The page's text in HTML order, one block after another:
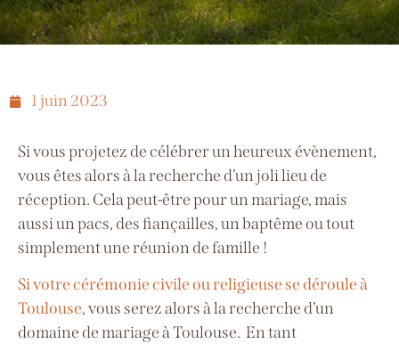
1 juin 2023
Si vous projetez de célébrer un heureux évènement,
vous êtes alors à la recherche d’un joli lieu de
réception. Cela peut-être pour un mariage, mais
aussi un pacs, des fiançailles, un baptême ou tout
simplement une réunion de famille !
Si votre cérémonie civile ou religieuse se déroule à
Toulouse, vous serez alors à la recherche d’un
domaine de mariage à Toulouse. En tant